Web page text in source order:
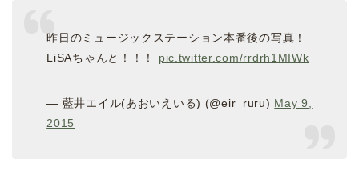
昨日のミュージックステーション本番後の写真！
LiSAちゃんと！！！ pic.twitter.com/rrdrh1MIWk
— 藍井エイル(あおいえいる) (@eir_ruru) May 9,
2015